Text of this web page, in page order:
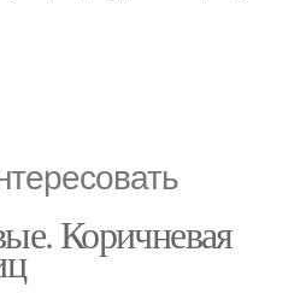
Коричневая